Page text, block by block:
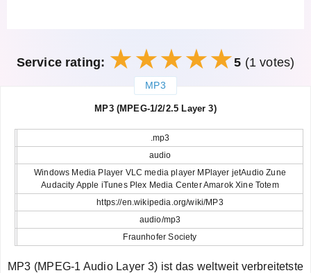
Service rating: 5 (1 votes)
MP3
MP3 (MPEG-1/2/2.5 Layer 3)
.mp3
audio
Windows Media Player VLC media player MPlayer jetAudio Zune
Audacity Apple iTunes Plex Media Center Amarok Xine Totem
https://en.wikipedia.org/wiki/MP3
audio/mp3
Fraunhofer Society
MP3 (MPEG-1 Audio Layer 3) ist das weltweit verbreitetste